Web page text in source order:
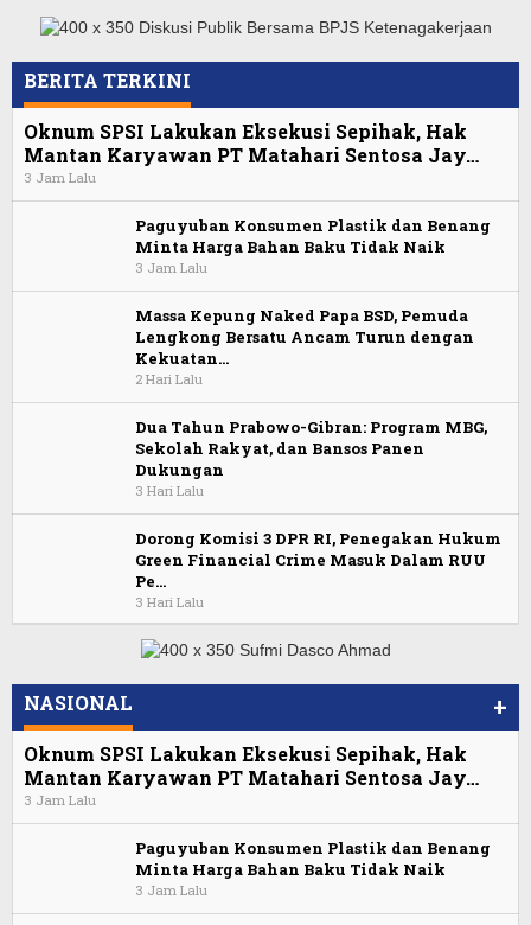
BERITA TERKINI
Oknum SPSI Lakukan Eksekusi Sepihak, Hak
Mantan Karyawan PT Matahari Sentosa Jay…
3 Jam Lalu
Paguyuban Konsumen Plastik dan Benang
Minta Harga Bahan Baku Tidak Naik
3 Jam Lalu
Massa Kepung Naked Papa BSD, Pemuda
Lengkong Bersatu Ancam Turun dengan
Kekuatan…
2 Hari Lalu
Dua Tahun Prabowo-Gibran: Program MBG,
Sekolah Rakyat, dan Bansos Panen
Dukungan
3 Hari Lalu
Dorong Komisi 3 DPR RI, Penegakan Hukum
Green Financial Crime Masuk Dalam RUU
Pe…
3 Hari Lalu
NASIONAL +
Oknum SPSI Lakukan Eksekusi Sepihak, Hak
Mantan Karyawan PT Matahari Sentosa Jay…
3 Jam Lalu
Paguyuban Konsumen Plastik dan Benang
Minta Harga Bahan Baku Tidak Naik
3 Jam Lalu